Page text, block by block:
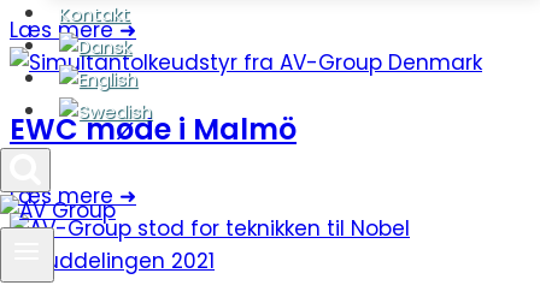
Kontakt
Læs mere ➜
EWC møde i Malmö
Læs mere ➜